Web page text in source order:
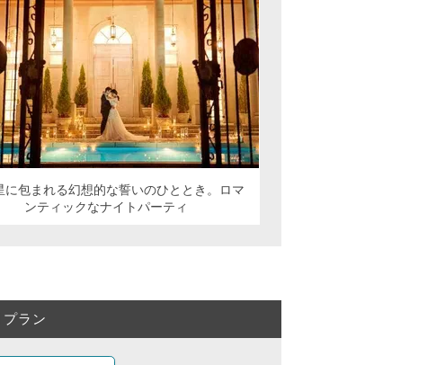
に包まれる幻想的な誓いのひととき。ロマ
ンティックなナイトパーティ
ラン